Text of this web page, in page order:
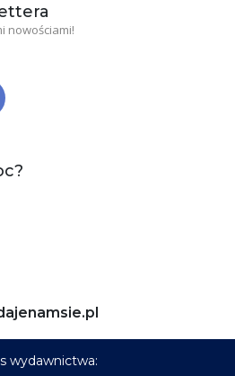
nowościami!
wydawnictwa: